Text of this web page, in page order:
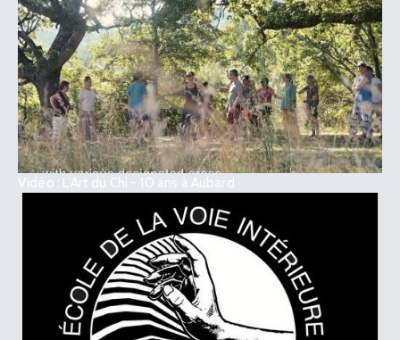
Vidéo : L’Art du Chi - 10 ans à Aubard